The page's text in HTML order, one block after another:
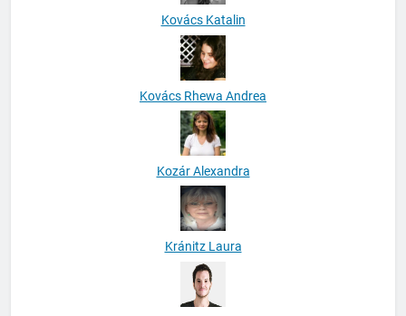
Kovács Katalin
Kovács Rhewa Andrea
Kozár Alexandra
Kránitz Laura